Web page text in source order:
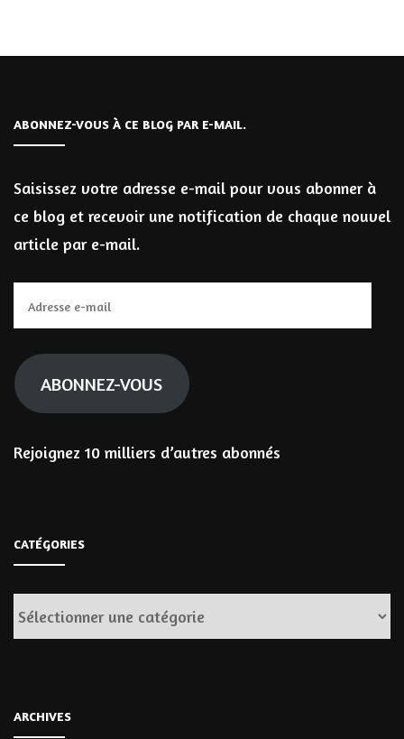
ABONNEZ-VOUS À CE BLOG PAR E-MAIL.
Saisissez votre adresse e-mail pour vous abonner à
ce blog et recevoir une notification de chaque nouvel
article par e-mail.
e-
mail
ABONNEZ-VOUS
Rejoignez 10 milliers d’autres abonnés
CATÉGORIES
Catégories
ARCHIVES